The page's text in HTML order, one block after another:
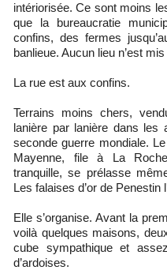
intériorisée. Ce sont moins
que la bureaucratie
confins, des fermes
banlieue. Aucun lieu n’est
La rue est aux confins.
Terrains moins chers,
lanière par lanière dans les
seconde guerre mondiale.
Mayenne, file à La
tranquille, se prélasse
Les falaises d’or de Penestin
Elle s’organise. Avant la
voilà quelques maisons,
cube sympathique et
d’ardoises.